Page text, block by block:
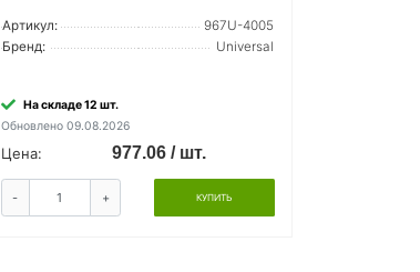
Артикул:
967U-4005
Бренд:
Universal
На складе 12 шт.
Обновлено 09.08.2026
Цена: 977.06 / шт.
- + КУПИТЬ